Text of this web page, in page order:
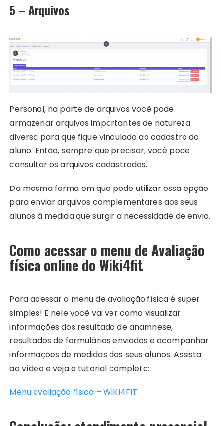
5 – Arquivos
Personal, na parte de arquivos você pode
armazenar arquivos importantes de natureza
diversa para que fique vinculado ao cadastro do
aluno. Então, sempre que precisar, você pode
consultar os arquivos cadastrados.
Da mesma forma em que pode utilizar essa opção
para enviar arquivos complementares aos seus
alunos à medida que surgir a necessidade de envio.
Como acessar o menu de Avaliação
física online do Wiki4fit
Para acessar o menu de avaliação física é super
simples! E nele você vai ver como visualizar
informações dos resultado de anamnese,
resultados de formulários enviados e acompanhar
informações de medidas dos seus alunos. Assista
ao vídeo e veja o tutorial completo:
Menu avaliação física – WIKI4FIT